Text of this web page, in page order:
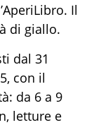
Il
di giallo.
dal 31
con il
da 6 a 9
letture e